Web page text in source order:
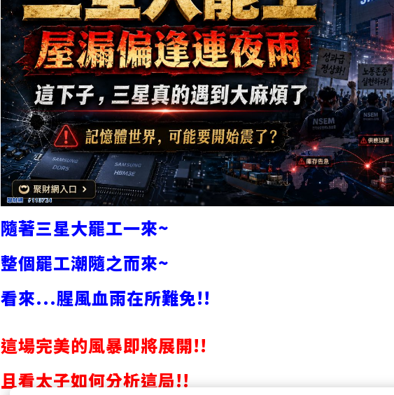
隨著三星大罷工一來~
整個罷工潮隨之而來~
看來...腥風血雨在所難免!!
這場完美的風暴即將展開!!
且看太子如何分析這局!!